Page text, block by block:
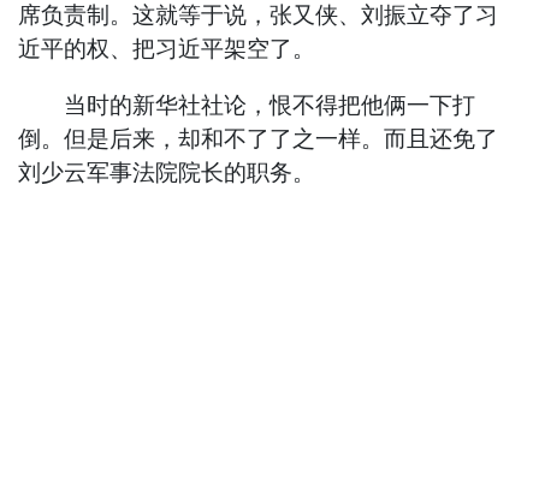
席负责制。这就等于说，张又侠、刘振立夺了习
近平的权、把习近平架空了。
当时的新华社社论，恨不得把他俩一下打
倒。但是后来，却和不了了之一样。而且还免了
刘少云军事法院院长的职务。